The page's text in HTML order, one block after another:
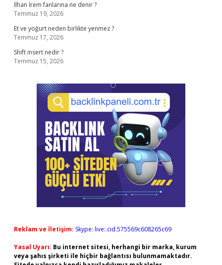
İlhan İrem fanlarına ne denir ?
Temmuz 19, 2026
Et ve yoğurt neden birlikte yenmez ?
Temmuz 17, 2026
Shift insert nedir ?
Temmuz 15, 2026
Reklam ve İletişim: Skype: live:.cid.575569c608265c69
Yasal Uyarı: Bu internet sitesi, herhangi bir marka, kurum
veya şahıs şirketi ile hiçbir bağlantısı bulunmamaktadır.